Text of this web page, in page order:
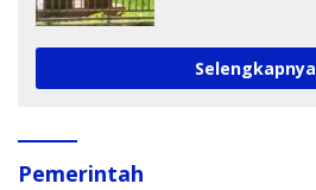
Selengkapnya
Pemerintah